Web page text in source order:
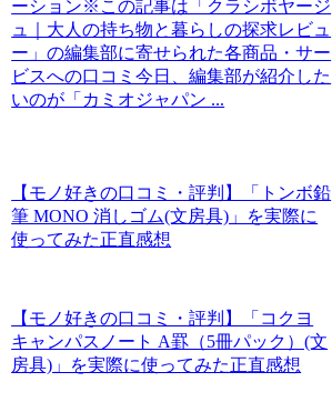
ーション※この記事は「クラシボヤージ
ュ｜大人の持ち物と暮らしの探求レビュ
ー」の編集部に寄せられた各商品・サー
ビスへの口コミ今日、編集部が紹介した
いのが「カミオジャパン ...
【モノ好きの口コミ・評判】「トンボ鉛
筆 MONO 消しゴム(文房具)」を実際に
使ってみた正直感想
【モノ好きの口コミ・評判】「コクヨ
キャンパスノート A罫（5冊パック）(文
房具)」を実際に使ってみた正直感想